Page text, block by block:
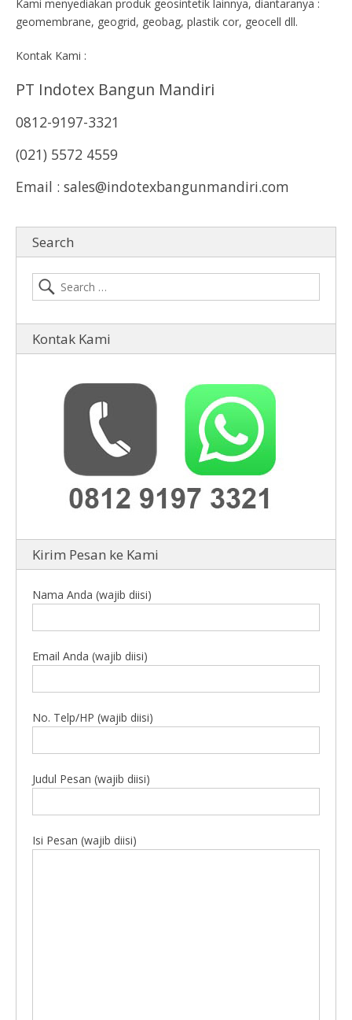
Kami menyediakan produk geosintetik lainnya, diantaranya :
geomembrane, geogrid, geobag, plastik cor, geocell dll.
Kontak Kami :
PT Indotex Bangun Mandiri
0812-9197-3321
(021) 5572 4559
Email : sales@indotexbangunmandiri.com
Search
Kontak Kami
Kirim Pesan ke Kami
Nama Anda (wajib diisi)
Email Anda (wajib diisi)
No. Telp/HP (wajib diisi)
Judul Pesan (wajib diisi)
Isi Pesan (wajib diisi)